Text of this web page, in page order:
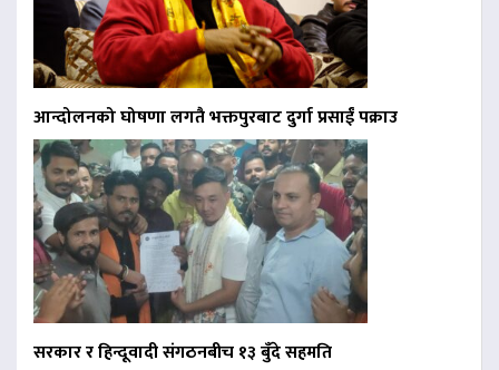
आन्दोलनको घोषणा लगतै भक्तपुरबाट दुर्गा प्रसाईं पक्राउ
सरकार र हिन्दूवादी संगठनबीच १३ बुँदे सहमति